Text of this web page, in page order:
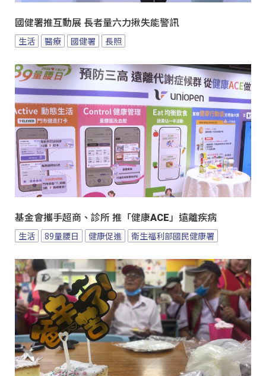
國健署推互動展 長者量六力揪失能警訊
生活 醫療 國健署 長照
基金會攜手超商、診所 推「健康ACE」遠離疾病
生活 89量腰日 健康促進 衛生福利部國民健康署